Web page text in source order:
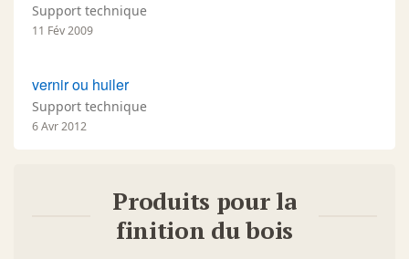
Support technique
11 Fév 2009
vernir ou huiler
Support technique
6 Avr 2012
Produits pour la
finition du bois